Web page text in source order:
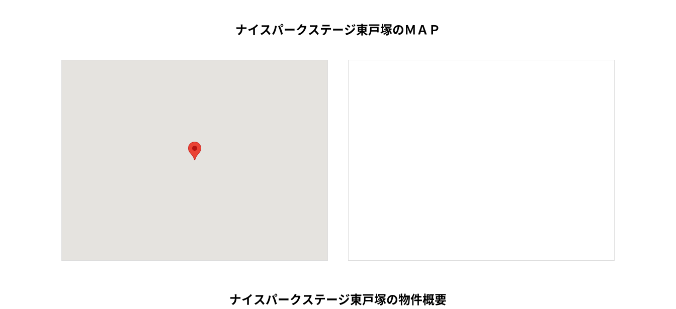
ナイスパークステージ東戸塚のＭＡＰ
ナイスパークステージ東戸塚の物件概要